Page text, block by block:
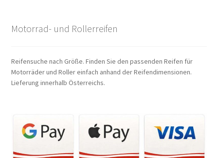
Motorrad- und Rollerreifen
Reifensuche nach Größe. Finden Sie den passenden Reifen für
Motorräder und Roller einfach anhand der Reifendimensionen.
Lieferung innerhalb Österreichs.